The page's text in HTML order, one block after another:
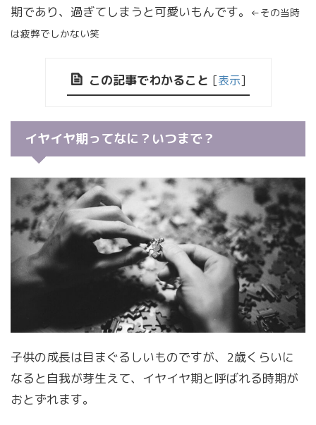
期であり、過ぎてしまうと可愛いもんです。
←その当時
は疲弊でしかない笑
この記事でわかること [表示]
イヤイヤ期ってなに？いつまで？
子供の成長は目まぐるしいものですが、2歳くらいに
なると自我が芽生えて、イヤイヤ期と呼ばれる時期が
おとずれます。